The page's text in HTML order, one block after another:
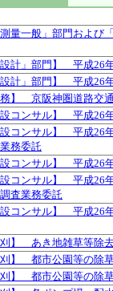
測量一般」部門およ
設計」部門】 平成26
設計」部門】 平成26
務】 京阪神圏道路交
設コンサル】 平成26
設コンサル】 平成26
務委託
設コンサル】 平成26
設コンサル】 平成26
査業務委託
設コンサル】 平成26
刈】 あき地雑草等除
刈】 都市公園等の除
刈】 都市公園等の除